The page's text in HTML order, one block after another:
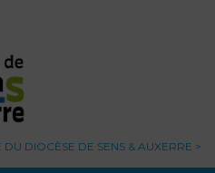
DIOCÈSE DE SENS & AUXERRE